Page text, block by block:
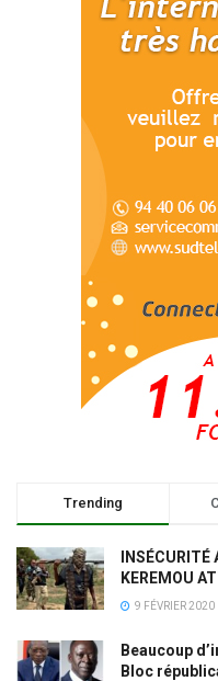
Trending
KEREMOU
9 FÉVRIER 2020
Beaucoup
Bloc